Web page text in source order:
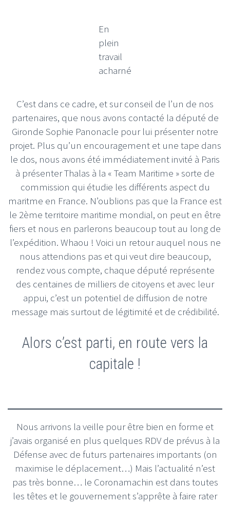
En
plein
travail
acharné
C’est dans ce cadre, et sur conseil de l’un de nos
partenaires, que nous avons contacté la député de
Gironde Sophie Panonacle pour lui présenter notre
projet. Plus qu’un encouragement et une tape dans
le dos, nous avons été immédiatement invité à Paris
à présenter Thalas à la « Team Maritime » sorte de
commission qui étudie les différents aspect du
maritme en France. N’oublions pas que la France est
le 2ème territoire maritime mondial, on peut en être
fiers et nous en parlerons beaucoup tout au long de
l’expédition. Whaou ! Voici un retour auquel nous ne
nous attendions pas et qui veut dire beaucoup,
rendez vous compte, chaque député représente
des centaines de milliers de citoyens et avec leur
appui, c’est un potentiel de diffusion de notre
message mais surtout de légitimité et de crédibilité.
Alors c’est parti, en route vers la
capitale !
Nous arrivons la veille pour être bien en forme et
j’avais organisé en plus quelques RDV de prévus à la
Défense avec de futurs partenaires importants (on
maximise le déplacement…) Mais l’actualité n’est
pas très bonne… le Coronamachin est dans toutes
les têtes et le gouvernement s’apprête à faire rater